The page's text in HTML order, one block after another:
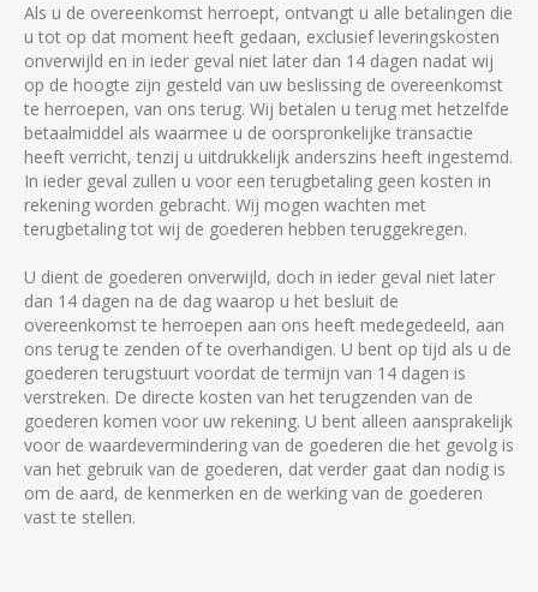
Als u de overeenkomst herroept, ontvangt u alle betalingen die
u tot op dat moment heeft gedaan, exclusief leveringskosten
onverwijld en in ieder geval niet later dan 14 dagen nadat wij
op de hoogte zijn gesteld van uw beslissing de overeenkomst
te herroepen, van ons terug. Wij betalen u terug met hetzelfde
betaalmiddel als waarmee u de oorspronkelijke transactie
heeft verricht, tenzij u uitdrukkelijk anderszins heeft ingestemd.
In ieder geval zullen u voor een terugbetaling geen kosten in
rekening worden gebracht. Wij mogen wachten met
terugbetaling tot wij de goederen hebben teruggekregen.
U dient de goederen onverwijld, doch in ieder geval niet later
dan 14 dagen na de dag waarop u het besluit de
overeenkomst te herroepen aan ons heeft medegedeeld, aan
ons terug te zenden of te overhandigen. U bent op tijd als u de
goederen terugstuurt voordat de termijn van 14 dagen is
verstreken. De directe kosten van het terugzenden van de
goederen komen voor uw rekening. U bent alleen aansprakelijk
voor de waardevermindering van de goederen die het gevolg is
van het gebruik van de goederen, dat verder gaat dan nodig is
om de aard, de kenmerken en de werking van de goederen
vast te stellen.